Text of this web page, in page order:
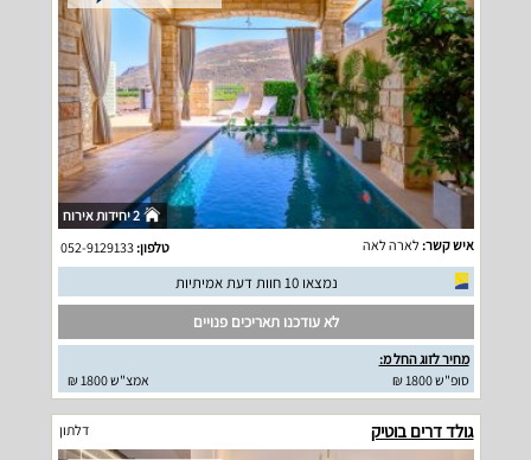
2 יחידות אירוח
איש קשר:לארה לאה טלפון:052-9129133
נמצאו 10 חוות דעת אמיתיות
לא עודכנו תאריכים פנויים
מחיר לזוג החל מ:
סופ"ש 1800 ₪
אמצ"ש 1800 ₪
גולד דרים בוטיק דלתון